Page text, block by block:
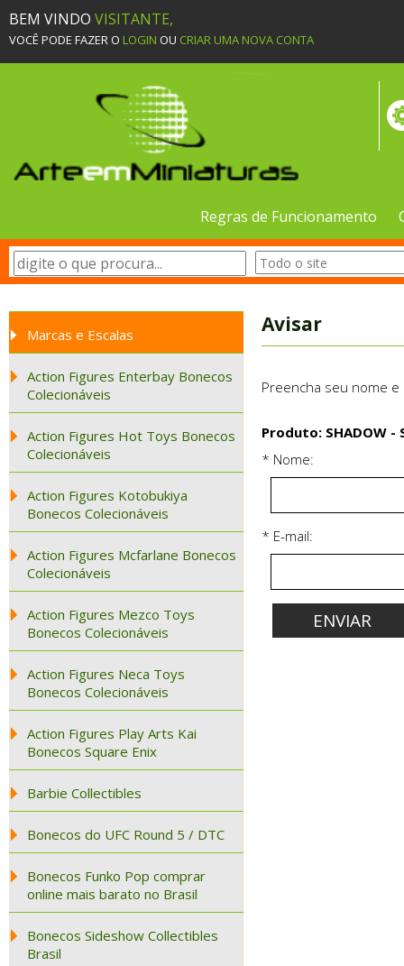
BEM VINDO VISITANTE,
VOCÊ PODE FAZER O LOGIN OU CRIAR UMA NOVA CONTA
Regras de Funcionamento
Marcas e Escalas
Action Figures Enterbay Bonecos
Colecionáveis
Action Figures Hot Toys Bonecos
Colecionáveis
Action Figures Kotobukiya
Bonecos Colecionáveis
Action Figures Mcfarlane Bonecos
Colecionáveis
Action Figures Mezco Toys
Bonecos Colecionáveis
Action Figures Neca Toys
Bonecos Colecionáveis
Action Figures Play Arts Kai
Bonecos Square Enix
Barbie Collectibles
Bonecos do UFC Round 5 / DTC
Bonecos Funko Pop comprar
online mais barato no Brasil
Bonecos Sideshow Collectibles
Brasil
Avisar
Preencha seu nome
Produto: SHADOW
* Nome:
* E-mail: